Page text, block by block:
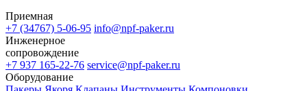
Приемная
+7 (34767) 5-06-95 info@npf-paker.ru
Инженерное
сопровождение
+7 937 165-22-76 service@npf-paker.ru
Оборудование